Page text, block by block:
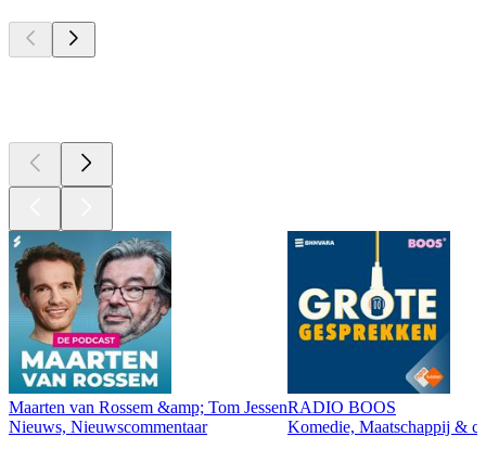
Maarten van Rossem &amp; Tom Jessen
Nieuws, Nieuwscommentaar
RADIO BOOS
Komedie, Maatschappij &